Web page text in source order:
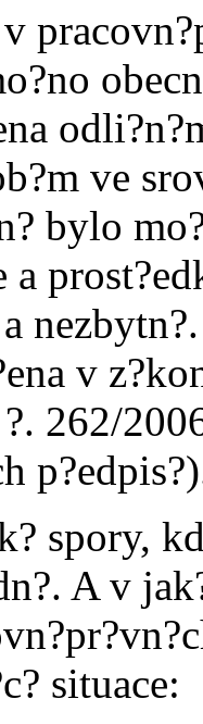
ve
bylo
v
262/
spory,
A v
situace: